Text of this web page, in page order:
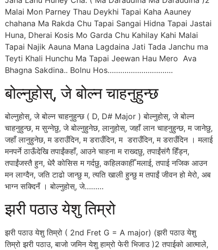
Malai Mon Parney Thau Deykhi Tapai Kaha Aauney
chahana Ma Rakda Chu Tapai Sangai Hidna Tapai Jastai
Huna, Dherai Kosis Mo Garda Chu Kahilay Kahi Malai
Tapai Najik Aauna Mana Lagdaina Jati Tada Janchu ma
Teyti Khali Hunchu Ma Tapai Jeewan Hau Mero Ava
Bhagna Sakdina.. Bolnu Hos………………………….
बोल्नुहोस्, जे बोल्न चाहनुहुन्छ
बोल्नुहोस्, जे बोल्न चाहनुहुन्छ ( D, D# Major ) बोल्नुहोस्, जे बोल्न
चाहनुहुन्छ, म सुन्नेछु, जे बोल्नुहुनेछ, लानुहोस्, जहाँ लान चाहनुहुन्छ, म जानेछु,
जहाँ लानुहुनेछ, म डराउँदिन, म डराउँदिन, म डराउँदिन, म डराउँदिन । मलाई
मनपर्ने ठाऊँदेखि तपाईंकहाँ, आउने चाहना म राख्दछु, तपाईंसंगै हिँड्न,
तपाईंजस्तै हुन, धेरै कोसिस म गर्दछु, कहिलकाहीँ मलाई, तपाई नजिक आउन
मन लाग्दैन, जति टाढो जान्छु म, त्यति खाली हुन्छु म तपाईं जीवन हो मेरो, अब
भाग्न सक्दिनँ । बोल्नुहोस्, जे………
झरी पठाउ येशु तिम्रो
झरी पठाउ येशु तिम्रो ( 2nd Fret G = A major) (झरी पठाउ येशु
तिम्रो झरी पठाउ, बाजो जमिन येशु हाम्रो फेरी भिजाउ )2 तपाईको आत्माले,